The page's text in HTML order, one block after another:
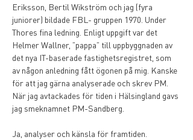
Eriksson, Bertil Wikström och jag (fyra
juniorer) bildade FBL- gruppen 1970. Under
Thores fina ledning. Enligt uppgift var det
Helmer Wallner, ”pappa” till uppbyggnaden av
det nya IT-baserade fastighetsregistret, som
av någon anledning fått ögonen på mig. Kanske
för att jag gärna analyserade och skrev PM.
När jag avtackades för tiden i Hälsingland gavs
jag smeknamnet PM-Sandberg.
Ja, analyser och känsla för framtiden.